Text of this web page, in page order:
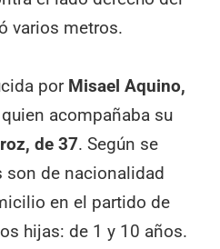
varios metros.
por Misael Aquino,
quien acompañaba su
de 37. Según se
son de nacionalidad
en el partido de
hijas: de 1 y 10 años.